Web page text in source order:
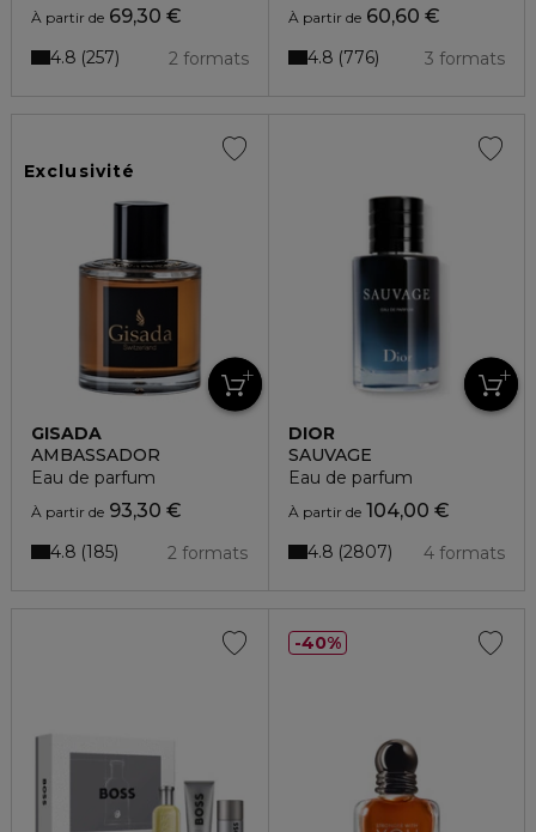
À partir de 69,30 €
2 formats
4.8 257
À partir de60,60 €
3 formats
4.8 776
Exclusivité
GISADA
AMBASSADOR
Eau de parfum
À partir de 93,30 €
2 formats
4.8 185
DIOR
SAUVAGE
Eau de parfum
À partir de104,00 €
4 formats
4.8 2807
40%